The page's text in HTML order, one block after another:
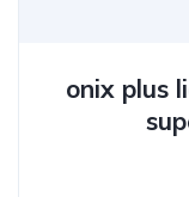
onix plus